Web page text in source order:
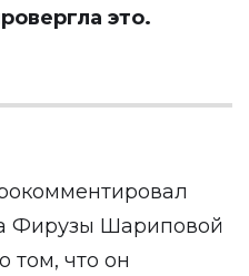
это.
Фирузы Шариповой
том, что он